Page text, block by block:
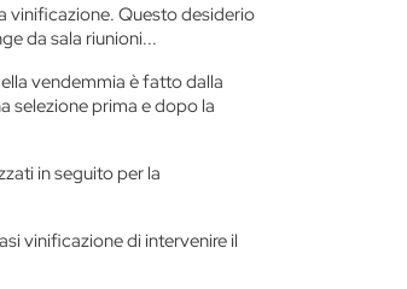
vinificazione. Questo desiderio
da sala riunioni...
vendemmia è fatto dalla
selezione prima e dopo la
in seguito per la
vinificazione di intervenire il